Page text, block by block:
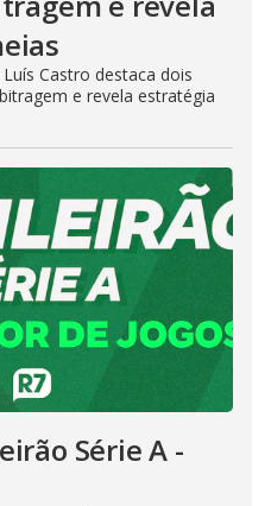
Castro destaca dois
e revela estratégia
Série A -